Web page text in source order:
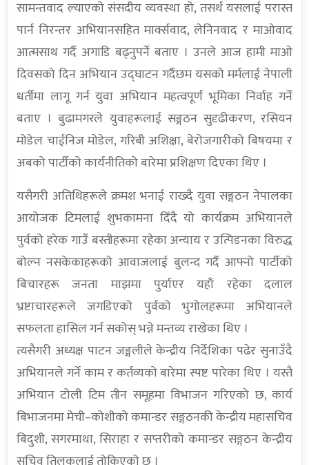
सामन्तवाद ल्याएको संसदीय व्यवस्था हो, तसर्थ यसलाई परास्त
पार्न निरन्तर अभियानसहित मार्क्सवाद, लेनिनवाद र माओवाद
आत्मसाथ गर्दै अगाडि बढ्नुपर्ने बताए । उनले आज हामी माओ
दिवसको दिन अभियान उद्घाटन गर्दैछम यसको मर्मलाई नेपाली
धर्तीमा लागू गर्न युवा अभियान महत्वपूर्ण भूमिका निर्वाह गर्ने
बताए । बुढामगरले युवाहरूलाई सङ्गठन सुदृढीकरण, रसियन
मोडेल चाईनिज मोडेल, गरिबी अशिक्षा, बेरोजगारीको बिषयमा र
अबको पार्टीको कार्यनीतिको बारेमा प्रशिक्षण दिएका थिए ।
यसैगरी अतिथिहरूले क्रमश भनाई राख्दै युवा सङ्गठन नेपालका
आयोजक टिमलाई शुभकामना दिँदै यो कार्यक्रम अभियानले
पुर्वको हरेक गाउँ बस्तीहरूमा रहेका अन्याय र उत्पिडनका विरुद्ध
बोल्न नसकेकाहरूको आवाजलाई बुलन्द गर्दै आफ्नो पार्टीको
बिचारहरू जनता माझमा पुर्याएर यहाँ रहेका दलाल
भ्रष्टाचारहरूले जगडिएको पुर्वको भुगोलहरूमा अभियानले
सफलता हासिल गर्न सकोस् भन्ने मन्तव्य राखेका थिए ।
त्यसैगरी अध्यक्ष पाटन जङ्गलीले केन्द्रीय निर्देशिका पढेर सुनाउँदै
अभियानले गर्ने काम र कर्तव्यको बारेमा स्पष्ट पारेका थिए । यस्तै
अभियान टोली टिम तीन समूहमा विभाजन गरिएको छ, कार्य
बिभाजनमा मेची–कोशीको कमान्डर सङ्गठनकी केन्द्रीय महासचिव
बिदुशी, सगरमाथा, सिराहा र सप्तरीको कमान्डर सङ्गठन केन्द्रीय